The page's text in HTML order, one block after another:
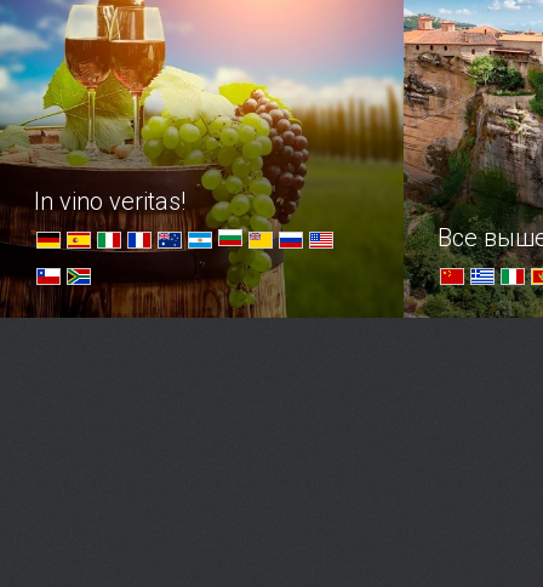
уверенностью назвать шедевром
архитектурной мысли. Выдумщик и
фантазер любую свою работу
награждал неповторимыми
элементами, при этом оставаясь
верным себе.
In vino veritas!
Все